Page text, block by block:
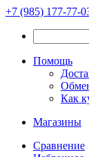
+7 (985) 177-77-
Помощь
Как
Магазины
Сравнение